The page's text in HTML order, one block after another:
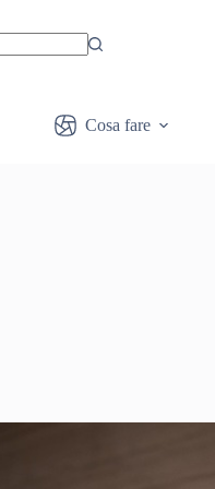
Cosa fare